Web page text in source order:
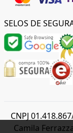
SELOS DE
CNPJ
Camila